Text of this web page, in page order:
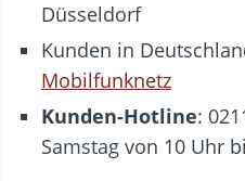
Düsseldorf
Kunden in
Mobilfunknetz
Kunden-Hotline:
Samstag von 10 Uhr